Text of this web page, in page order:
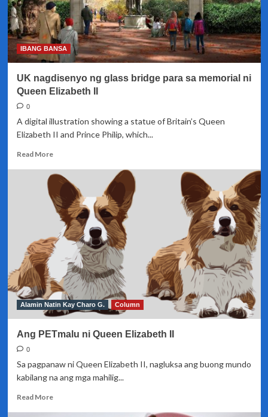
IBANG BANSA
UK nagdisenyo ng glass bridge para sa memorial ni
Queen Elizabeth II
0
A digital illustration showing a statue of Britain’s Queen
Elizabeth II and Prince Philip, which...
Read MoreRead
about
UK
nagdisenyo
ng
glass
bridge
para
sa
memorial
ni
Queen
Elizabeth
II
Alamin Natin Kay Charo G. Column
Ang PETmalu ni Queen Elizabeth II
0
Sa pagpanaw ni Queen Elizabeth II, nagluksa ang buong mundo
kabilang na ang mga mahilig...
Read MoreRead